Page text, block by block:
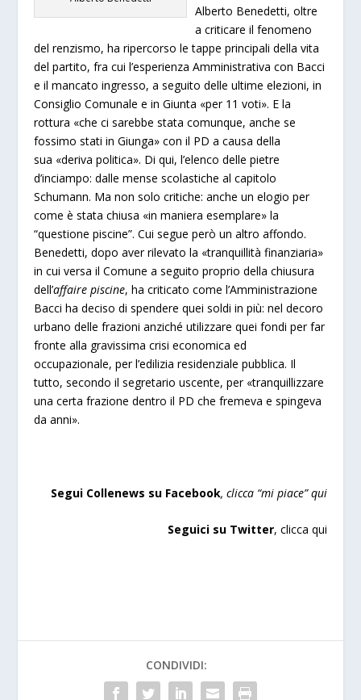
Alberto Benedetti, oltre
a criticare il fenomeno
del renzismo, ha ripercorso le tappe principali della vita
del partito, fra cui l’esperienza Amministrativa con Bacci
e il mancato ingresso, a seguito delle ultime elezioni, in
Consiglio Comunale e in Giunta «per 11 voti». E la
rottura «che ci sarebbe stata comunque, anche se
fossimo stati in Giunga» con il PD a causa della
sua «deriva politica». Di qui, l’elenco delle pietre
d’inciampo: dalle mense scolastiche al capitolo
Schumann. Ma non solo critiche: anche un elogio per
come è stata chiusa «in maniera esemplare» la
“questione piscine”. Cui segue però un altro affondo.
Benedetti, dopo aver rilevato la «tranquillità finanziaria»
in cui versa il Comune a seguito proprio della chiusura
dell’affaire piscine, ha criticato come l’Amministrazione
Bacci ha deciso di spendere quei soldi in più: nel decoro
urbano delle frazioni anziché utilizzare quei fondi per far
fronte alla gravissima crisi economica ed
occupazionale, per l’edilizia residenziale pubblica. Il
tutto, secondo il segretario uscente, per «tranquillizzare
una certa frazione dentro il PD che fremeva e spingeva
da anni».
Segui Collenews su Facebook, clicca “mi piace”qui
Seguici su Twitter, clicca qui
CONDIVIDI: